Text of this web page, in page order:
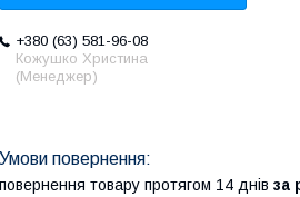
+380 (63) 581-96-08
Кожушко Христина
(Менеджер)
повернення товару протягом 14 днів за